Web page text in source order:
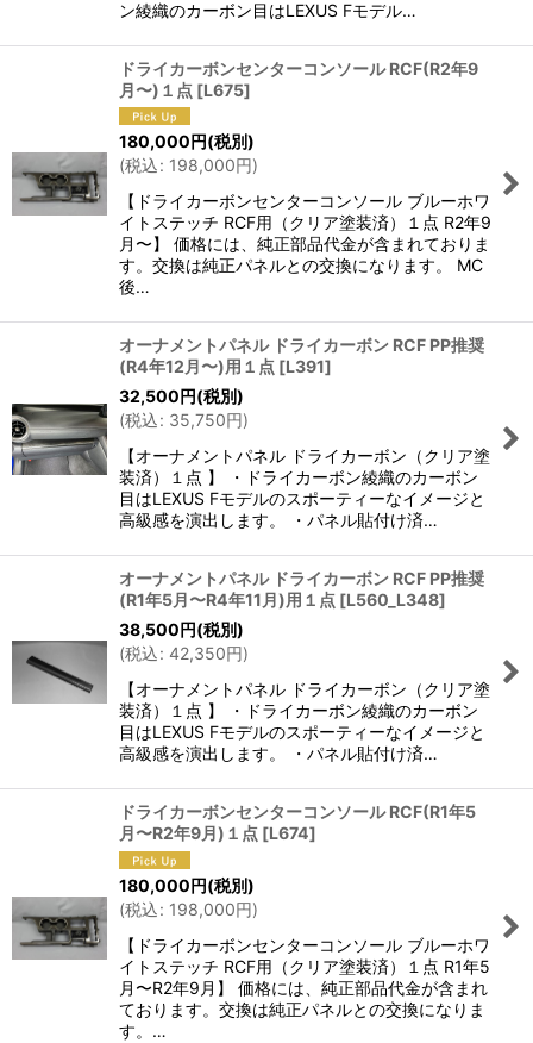
ン綾織のカーボン目はLEXUS Fモデル…
ドライカーボンセンターコンソール RCF(R2年9
月〜)１点 [L675]
180,000円(税別)
(税込: 198,000円)
【ドライカーボンセンターコンソール ブルーホワ
イトステッチ RCF用（クリア塗装済）１点 R2年9
月〜】 価格には、純正部品代金が含まれておりま
す。交換は純正パネルとの交換になります。 MC
後…
オーナメントパネル ドライカーボン RCF PP推奨
(R4年12月〜)用１点 [L391]
32,500円(税別)
(税込: 35,750円)
【オーナメントパネル ドライカーボン（クリア塗
装済）１点 】 ・ドライカーボン綾織のカーボン
目はLEXUS Fモデルのスポーティーなイメージと
高級感を演出します。 ・パネル貼付け済…
オーナメントパネル ドライカーボン RCF PP推奨
(R1年5月〜R4年11月)用１点 [L560_L348]
38,500円(税別)
(税込: 42,350円)
【オーナメントパネル ドライカーボン（クリア塗
装済）１点 】 ・ドライカーボン綾織のカーボン
目はLEXUS Fモデルのスポーティーなイメージと
高級感を演出します。 ・パネル貼付け済…
ドライカーボンセンターコンソール RCF(R1年5
月〜R2年9月)１点 [L674]
180,000円(税別)
(税込: 198,000円)
【ドライカーボンセンターコンソール ブルーホワ
イトステッチ RCF用（クリア塗装済）１点 R1年5
月〜R2年9月】 価格には、純正部品代金が含まれ
ております。交換は純正パネルとの交換になりま
す。…